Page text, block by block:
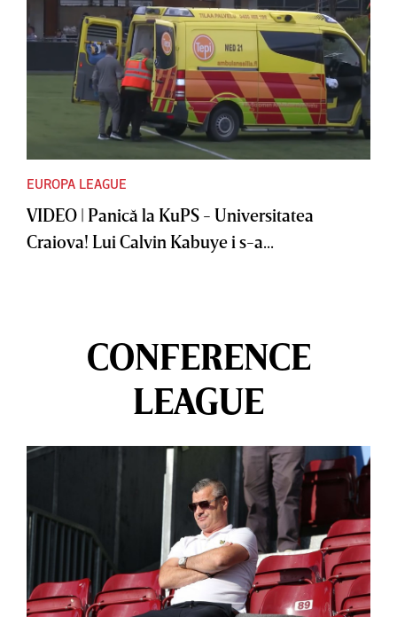
EUROPA LEAGUE
VIDEO | Panică la KuPS - Universitatea
Craiova! Lui Calvin Kabuye i s-a...
CONFERENCE
LEAGUE